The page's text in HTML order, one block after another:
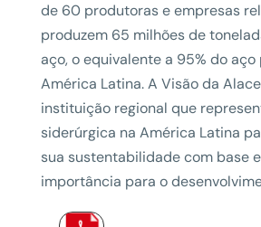
de 60 produtoras e empresas
produzem 65 milhões de
aço, o equivalente a 95% do aço
América Latina. A Visão da
instituição regional que
siderúrgica na América Latina
sua sustentabilidade com base
importância para o